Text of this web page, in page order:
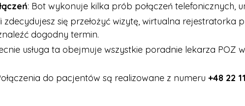
: Bot wykonuje kilka prób połączeń telefonicznych,
zdecydujesz się przełożyć wizytę, wirtualna
dogodny termin.
usługa ta obejmuje wszystkie poradnie lekarza
do pacjentów są realizowane z numeru +48 22